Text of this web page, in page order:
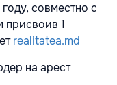
совместно с
1
realitatea.md
на арест